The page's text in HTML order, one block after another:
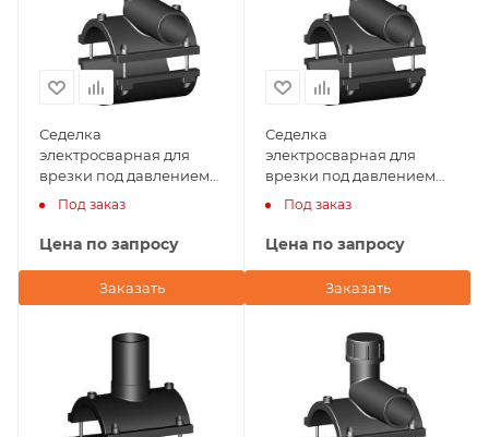
Седелка
электросварная для
врезки под давлением
200х25 NTG Plastik
(Турция)
Под заказ
Цена по запросу
Заказать
Седелка
электросварная для
врезки под давлением
200х20 NTG Plastik
(Турция)
Под заказ
Цена по запросу
Заказать